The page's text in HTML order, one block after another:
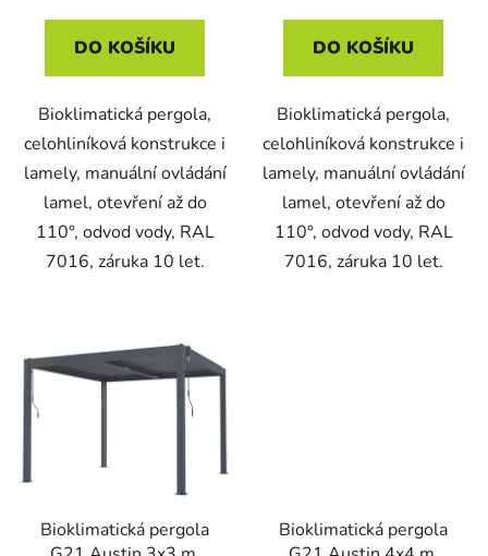
DO KOŠÍKU
Bioklimatická pergola,
celohliníková konstrukce i
lamely, manuální ovládání
lamel, otevření až do
110°, odvod vody, RAL
7016, záruka 10 let.
DO KOŠÍKU
Bioklimatická pergola,
celohliníková konstrukce i
lamely, manuální ovládání
lamel, otevření až do
110°, odvod vody, RAL
7016, záruka 10 let.
Bioklimatická pergola
Bioklimatická pergola